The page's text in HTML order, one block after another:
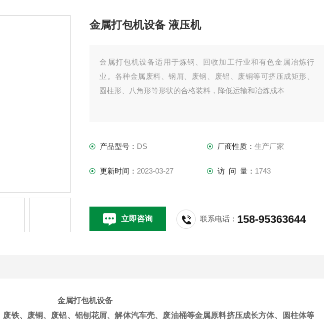
金属打包机设备 液压机
金属打包机设备适用于炼钢、回收加工行业和有色金属冶炼行
业。各种金属废料、钢屑、废钢、废铝、废铜等可挤压成矩形、
圆柱形、八角形等形状的合格装料，降低运输和冶炼成本
产品型号： DS 厂商性质： 生产厂家
更新时间： 2023-03-27 访 问 量： 1743
立即咨询 联系电话： 158-95363644
金属打包机设备
铁、废铜、废铝、铝刨花屑、解体汽车壳、废油桶等金属原料挤压成长方体、圆柱体等